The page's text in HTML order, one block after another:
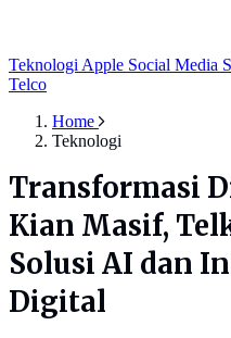
Teknologi Apple Social Media
Telco
Home
Teknologi
Transformasi
Kian Masif,
Solusi AI dan
Digital